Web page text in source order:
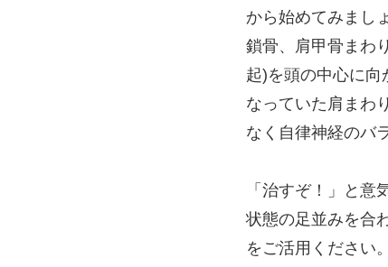
から始めてみまし
鎖骨、肩甲骨まわ
起)を頭の中心に向
なっていた肩まわ
なく自律神経のバ
「治すぞ！」と
状態の足並みを合
をご活用ください。